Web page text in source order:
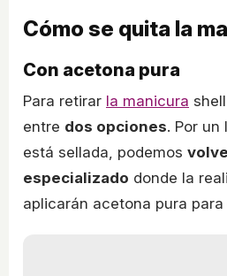
Cómo se quita la
Con acetona pura
Para retirar la manicura
entre dos opciones. Por un
está sellada, podemos
especializado donde la
aplicarán acetona pura